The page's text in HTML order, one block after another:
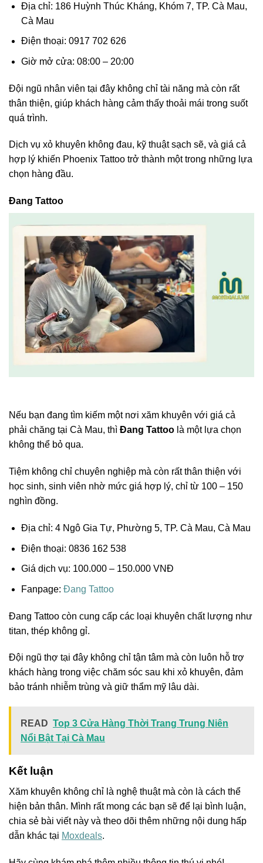
Địa chỉ: 186 Huỳnh Thúc Kháng, Khóm 7, TP. Cà Mau,
Cà Mau
Điện thoại: 0917 702 626
Giờ mở cửa: 08:00 – 20:00
Đội ngũ nhân viên tại đây không chỉ tài năng mà còn rất
thân thiện, giúp khách hàng cảm thấy thoải mái trong suốt
quá trình.
Dịch vụ xỏ khuyên không đau, kỹ thuật sạch sẽ, và giá cả
hợp lý khiến Phoenix Tattoo trở thành một trong những lựa
chọn hàng đầu.
Đang Tattoo
Nếu bạn đang tìm kiếm một nơi xăm khuyên với giá cả
phải chăng tại Cà Mau, thì Đang Tattoo là một lựa chọn
không thể bỏ qua.
Tiệm không chỉ chuyên nghiệp mà còn rất thân thiện với
học sinh, sinh viên nhờ mức giá hợp lý, chỉ từ 100 – 150
nghìn đồng.
Địa chỉ: 4 Ngô Gia Tự, Phường 5, TP. Cà Mau, Cà Mau
Điện thoại: 0836 162 538
Giá dịch vụ: 100.000 – 150.000 VNĐ
Fanpage: Đang Tattoo
Đang Tattoo còn cung cấp các loại khuyên chất lượng như
titan, thép không gỉ.
Đội ngũ thợ tại đây không chỉ tận tâm mà còn luôn hỗ trợ
khách hàng trong việc chăm sóc sau khi xỏ khuyên, đảm
bảo tránh nhiễm trùng và giữ thẩm mỹ lâu dài.
READ Top 3 Cửa Hàng Thời Trang Trung Niên
Nổi Bật Tại Cà Mau
Kết luận
Xăm khuyên không chỉ là nghệ thuật mà còn là cách thể
hiện bản thân. Mình rất mong các bạn sẽ để lại bình luận,
chia sẻ bài viết này và theo dõi thêm những nội dung hấp
dẫn khác tại Moxdeals.